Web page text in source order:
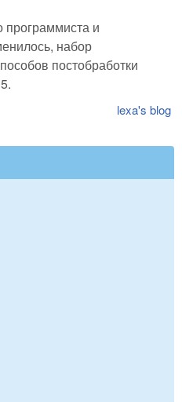
программиста и
набор
постобработки
lexa's blog